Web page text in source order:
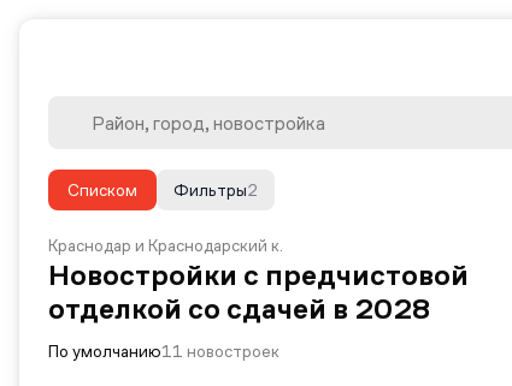
Списком 2
Фильтры
Краснодар и Краснодарский к.
Новостройки с предчистовой
отделкой со сдачей в 2028
По умолчанию11 новостроек